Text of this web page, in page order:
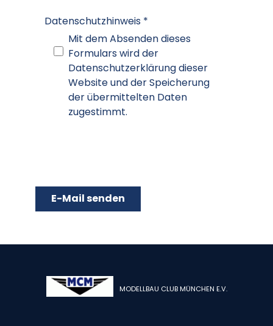
Datenschutzhinweis *
Datenschutzhinweis
Mit dem Absenden dieses
Formulars wird der
Datenschutzerklärung dieser
Website und der Speicherung
der übermittelten Daten
zugestimmt.
E-Mail senden
MODELLBAU CLUB MÜNCHEN E.V.